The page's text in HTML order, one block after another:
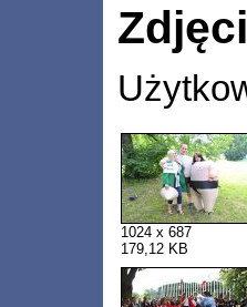
1024 x 687
179,12 KB